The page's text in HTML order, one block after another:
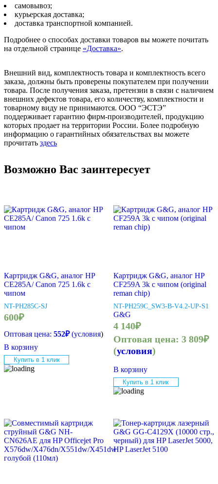
самовывоз;
курьерская доставка;
доставка транспортной компанией.
Подробнее о способах доставки товаров вы можете почитать
на отдельной странице «Доставка».
Внешний вид, комплектность товара и комплектность всего
заказа, должны быть проверены покупателем при получении
товара. После получения заказа, претензии в связи с наличием
внешних дефектов товара, его количеству, комплектности и
товарному виду не принимаются. ООО “ЭСТЭ”
поддерживает гарантию фирм-производителей, продукцию
которых продает на территории России. Более подробную
информацию о гарантийных обязательствах вы можете
прочитать здесь
Возможно Вас заинтересует
Картридж G&G, аналог HP
CE285A/ Canon 725 1.6k с
чипом
NT-PH285C-SJ
600₽
Оптовая цена: 552₽(условия)
В корзину
Купить в 1 клик
Картридж G&G, аналог HP
CF259A 3k с чипом (original
reman chip)
NT-PH259C_SW3-B-V4.2-UP-S1
G&G
4 140₽
Оптовая цена: 3 809₽
(условия)
В корзину
Купить в 1 клик